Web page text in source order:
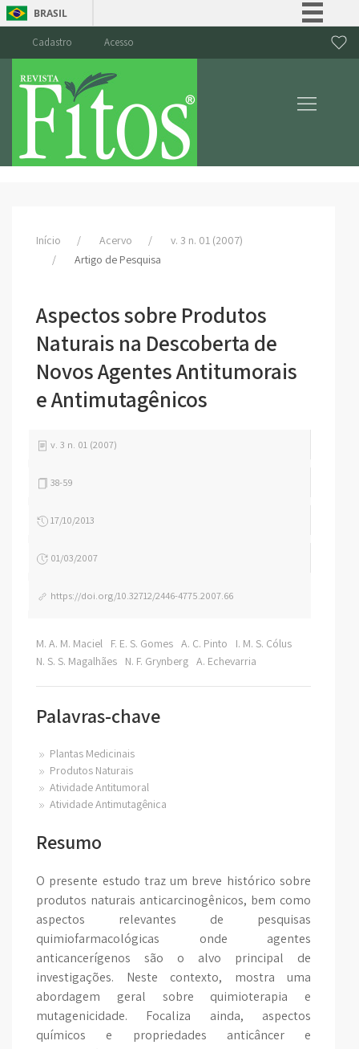
BRASIL
Canais
Cadastro Acesso
Início Acervo
v. 3 n. 01 (2007)
Artigo de Pesquisa
Aspectos sobre Produtos
Naturais na Descoberta de
Novos Agentes Antitumorais
e Antimutagênicos
v. 3 n. 01 (2007)
38-59
17/10/2013
01/03/2007
https://doi.org/10.32712/2446-4775.2007.66
M. A. M. Maciel F. E. S. Gomes A. C. Pinto
I. M. S. Cólus
N. S. S. Magalhães
N. F. Grynberg A. Echevarria
Palavras-chave
Plantas Medicinais
Produtos Naturais
Atividade Antitumoral
Atividade Antimutagênica
Resumo
O presente estudo traz um breve histórico sobre
produtos naturais anticarcinogênicos, bem como
aspectos relevantes de pesquisas
quimiofarmacológicas onde agentes
anticancerígenos são o alvo principal de
investigações. Neste contexto, mostra uma
abordagem geral sobre quimioterapia e
mutagenicidade. Focaliza ainda, aspectos
químicos e propriedades anticâncer e